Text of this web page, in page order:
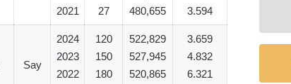
2021
27
480,655
3.594
Say
2024
2023
2022
120
150
180
522,829
527,945
520,865
3.659
4.832
6.321